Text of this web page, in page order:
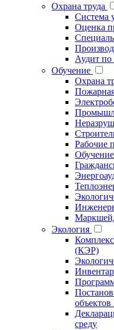
Охрана труда
Система
Оценка
Аудит по
Обучение
Охрана
Рабочие
Экология
(КЭР)
среду